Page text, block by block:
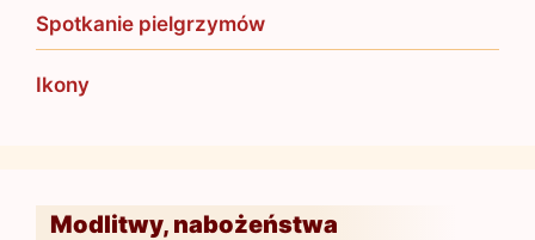
Spotkanie pielgrzymów
Ikony
Modlitwy, nabożeństwa